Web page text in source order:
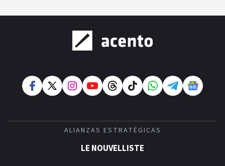
ALIANZAS ESTRATÉGICAS
LE NOUVELLISTE